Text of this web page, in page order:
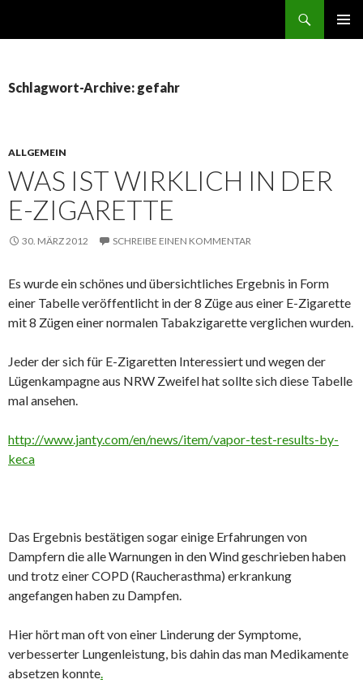
Schlagwort-Archive: gefahr
ALLGEMEIN
WAS IST WIRKLICH IN DER
E-ZIGARETTE
30. MÄRZ 2012 SCHREIBE EINEN KOMMENTAR
Es wurde ein schönes und übersichtliches Ergebnis in Form
einer Tabelle veröffentlicht in der 8 Züge aus einer E-Zigarette
mit 8 Zügen einer normalen Tabakzigarette verglichen wurden.
Jeder der sich für E-Zigaretten Interessiert und wegen der
Lügenkampagne aus NRW Zweifel hat sollte sich diese Tabelle
mal ansehen.
http://www.janty.com/en/news/item/vapor-test-results-by-
keca
Das Ergebnis bestätigen sogar einige Erfahrungen von
Dampfern die alle Warnungen in den Wind geschrieben haben
und trotz einer COPD (Raucherasthma) erkrankung
angefangen haben zu Dampfen.
Hier hört man oft von einer Linderung der Symptome,
verbesserter Lungenleistung, bis dahin das man Medikamente
absetzen konnte.